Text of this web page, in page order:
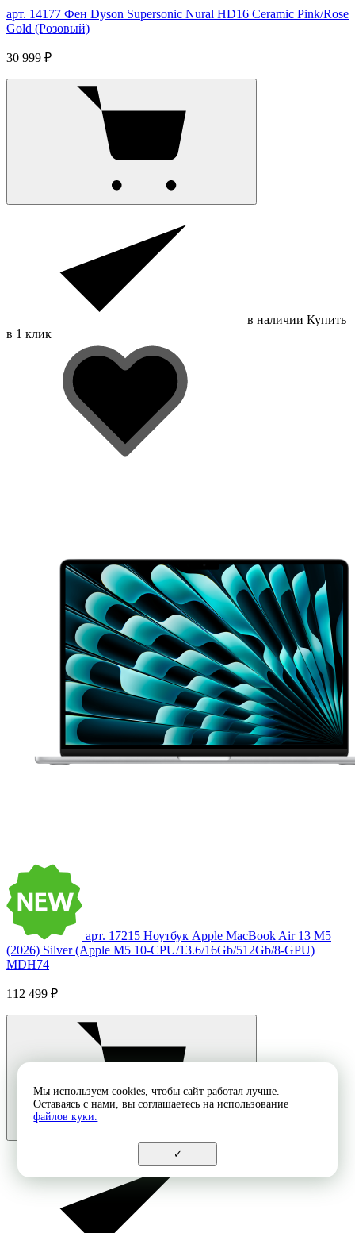
арт. 14177 Фен Dyson Supersonic Nural HD16 Ceramic Pink/Rose
Gold (Розовый)
30 999 ₽
в наличии Купить
в 1 клик
арт. 17215 Ноутбук Apple MacBook Air 13 M5
(2026) Silver (Apple M5 10-CPU/13.6/16Gb/512Gb/8-GPU)
MDH74
112 499 ₽
Мы используем cookies, чтобы сайт работал лучше.
Оставаясь с нами, вы соглашаетесь на использование
файлов куки.
✓